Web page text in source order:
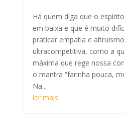
Há quem diga que o
em baixa e que é muito
praticar empatia e
ultracompetitiva, como a
máxima que rege nossa
o mantra “farinha pouca,
Na...
ler mais